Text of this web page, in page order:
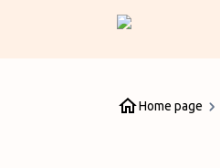
Home page